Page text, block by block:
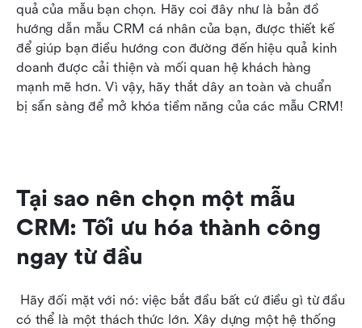
quả của mẫu bạn chọn. Hãy coi đây như là bản đồ
hướng dẫn mẫu CRM cá nhân của bạn, được thiết kế
để giúp bạn điều hướng con đường đến hiệu quả kinh
doanh được cải thiện và mối quan hệ khách hàng
mạnh mẽ hơn. Vì vậy, hãy thắt dây an toàn và chuẩn
Tại sao nên chọn một mẫu
CRM: Tối ưu hóa thành công
ngay từ đầu
có thể là một thách thức lớn. Xây dựng một hệ thống